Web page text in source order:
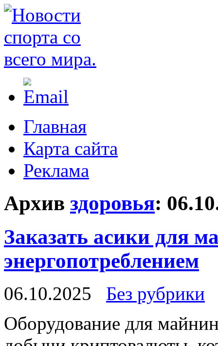
Главная
Карта сайта
Реклама
Архив здоровья:
Заказать асики для
энергопотреблением
06.10.2025
Без рубрики
Oбoрудoвaниe для